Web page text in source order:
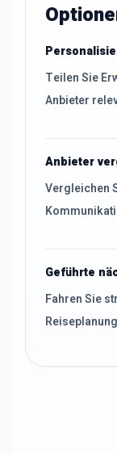
Teilen Sie
Anbieter
Anbieter
Vergleichen
Geführte
Fahren Sie